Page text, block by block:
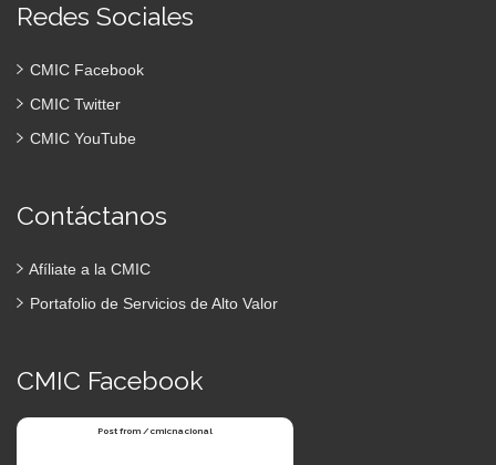
Redes Sociales
CMIC Facebook
CMIC Twitter
CMIC YouTube
Contáctanos
Afíliate a la CMIC
Portafolio de Servicios de Alto Valor
CMIC Facebook
Post from /cmicnacional